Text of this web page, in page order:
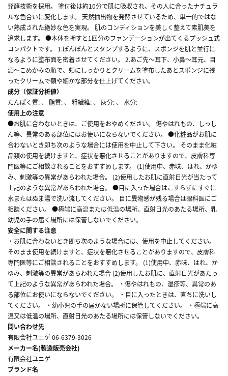
発酵技術を採用。 塗付後は約10分で肌に吸収され、その人に合ったナチュラ
ルな色合いに変化します。 天然抽出物を発酵させているため、単一的ではな
い熟成された絶妙な色を実現。 肌のコンディションを美しく整えて素肌美を
追求します。 ●本体を押すと1回分のファンデーションが出てくるプッシュ式
コンパクトです。 1.ぽんぽんとスタンプするように、スポンジを肌と並行に
なるように塗布面を密着させてください。 2.あご先～耳下、小鼻～耳元、目
頭～こめかみの順で、頬にしっかりとクリームを塗布したあとスポンジに残
ったクリームで額や細かな部分を仕上げてください。
成分（保証分析値）
たんぱく質: 、 脂質: 、 粗繊維: 、 灰分: 、 水分:
使用上の注意
●お肌に合わないときは、ご使用をおやめください。 傷やはれもの、しっし
ん等、異常のある部位にはお使いにならないでください。 ●化粧品がお肌に
合わないとき即ち次のような場合には使用を中止して下さい。 そのまま化粧
品類の使用を続けますと、症状を悪化させることがありますので、皮膚科専
門医等にご相談されることをおすすめします。 (1)使用中、赤味、はれ、かゆ
み、刺激等の異常があらわれた場合。 (2)使用したお肌に直射日光が当たって
上記のような異常があらわれた場合。 ●目に入った場合はこすらずにすぐに
水またはぬま湯で洗い流してください。 目に異物感が残る場合は眼科医にご
相談ください。 ●極端に高温または低温の場所、直射日光のあたる場所、乳
幼児の手の届く場所には保管しないでください。
安全に関する注意
・お肌に合わないとき即ち次のような場合には、使用を中止してください。
そのまま使用を続けますと、症状を悪化させることがありますので、皮膚科
専門医等にご相談されることをおすすめします。 (1)使用中、赤味、はれ、か
ゆみ、刺激等の異常があらわれた場合 (2)使用したお肌に、直射日光があたっ
て上記のような異常があらわれた場合。 ・傷やはれもの、湿疹等、異常のあ
る部位にお使いにならないでください。 ・目に入ったときは、直ちに洗いし
てください。 ・幼小児の手の届かない場所に保管してください。 ・極端に高
温又は低温の場所、直射日光のあたる場所には保管しないでください。
問い合わせ先
有限会社ユニゲ 06-6379-3026
メーカー名(製造販売会社)
有限会社ユニゲ
ブランド名